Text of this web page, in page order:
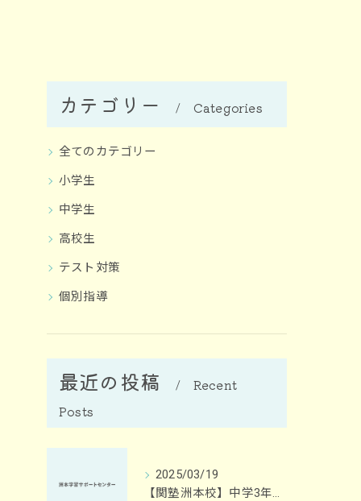
カテゴリー Categories
全てのカテゴリー
小学生
中学生
高校生
テスト対策
個別指導
最近の投稿
Recent
Posts
2025/03/19
【関塾洲本校】中学3年生の皆様